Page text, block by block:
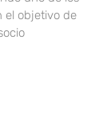
el objetivo de